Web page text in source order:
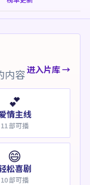
内容进入片库 →
💕
情主线
11部可播
😄
松喜剧
10部可播